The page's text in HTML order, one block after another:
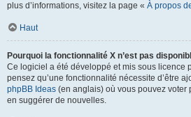
plus d’informations, visitez la page « À propos
Haut
Pourquoi la fonctionnalité X n’est pas
Ce logiciel a été développé et mis sous licence
pensez qu’une fonctionnalité nécessite d’être
phpBB Ideas (en anglais) où vous pouvez voter
en suggérer de nouvelles.